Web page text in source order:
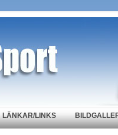
LÄNKAR/LINKS